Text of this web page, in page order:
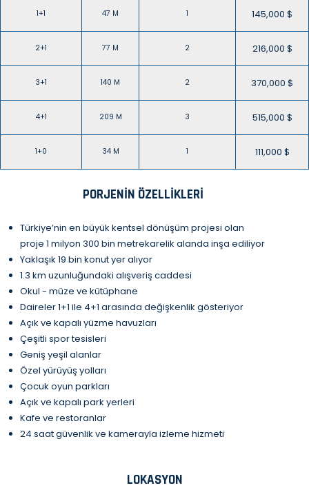
1+1 47 M 1 145,000 $
2+1 77 M 2 216,000 $
3+1 140 M 2 370,000 $
4+1 209 M 3 515,000 $
1+0 34 M 1 111,000 $
PORJENIN ÖZELLIKLERI
Türkiye’nin en büyük kentsel dönüşüm projesi olan
proje 1 milyon 300 bin metrekarelik alanda inşa ediliyor
Yaklaşık 19 bin konut yer alıyor
1.3 km uzunluğundaki alışveriş caddesi
Okul - müze ve kütüphane
Daireler 1+1 ile 4+1 arasında değişkenlik gösteriyor
Açık ve kapalı yüzme havuzları
Çeşitli spor tesisleri
Geniş yeşil alanlar
Özel yürüyüş yolları
Çocuk oyun parkları
Açık ve kapalı park yerleri
Kafe ve restoranlar
24 saat güvenlik ve kamerayla izleme hizmeti
LOKASYON